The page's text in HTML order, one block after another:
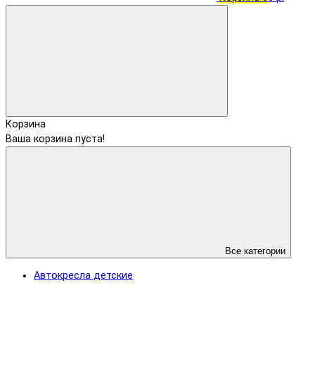
Корзина
Ваша корзина пуста!
Все категории
Автокресла детские